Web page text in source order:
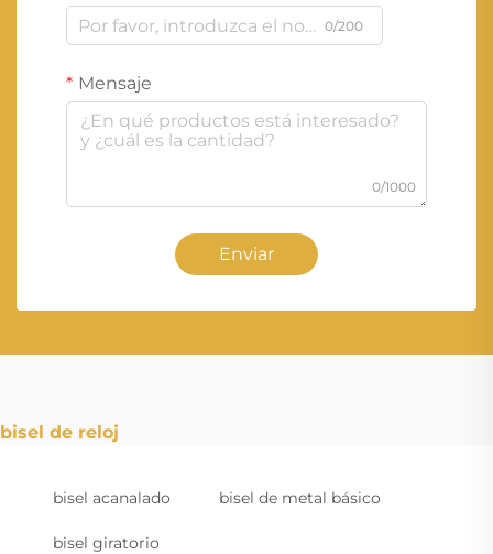
0/200
Mensaje
0/1000
Enviar
bisel de reloj
bisel acanalado bisel de metal básico
bisel giratorio